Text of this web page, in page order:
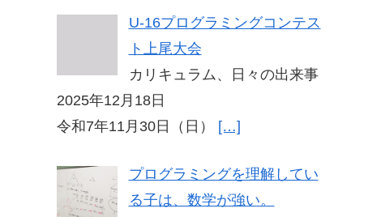
U-16プログラミングコンテス
ト上尾大会
カリキュラム、日々の出来事
2025年12月18日
令和7年11月30日（日） […]
プログラミングを理解してい
る子は、数学が強い。